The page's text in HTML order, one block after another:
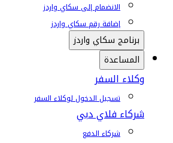
الانضمام إلى سكاي واردز
إضافة رقم سكاي واردز
برنامج سكاي واردز
المساعدة
وكلاء السفر
تسجيل الدخول لوكلاء السفر
شركاء فلاي دبي
شركاء الدفع